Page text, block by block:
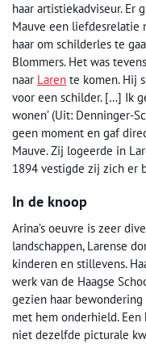
haar artistiekadviseur. Er
Mauve een liefdesrelatie
haar om schilderles te
Blommers. Het was
naar Laren te komen. Hij
voor een schilder. […] Ik
wonen’ (Uit: Denninger-
geen moment en gaf
Mauve. Zij logeerde in
1894 vestigde zij zich er
In de knoop
Arina’s oeuvre is zeer
landschappen, Larense
kinderen en stillevens.
werk van de Haagse
gezien haar
met hem onderhield.
niet dezelfde picturale